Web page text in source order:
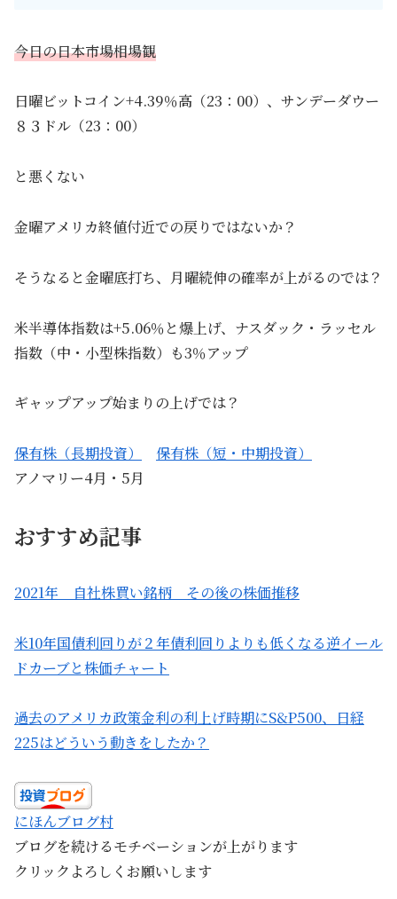
今日の日本市場相場観
日曜ビットコイン+4.39％高（23：00）、サンデーダウー
８３ドル（23：00）
と悪くない
金曜アメリカ終値付近での戻りではないか？
そうなると金曜底打ち、月曜続伸の確率が上がるのでは？
米半導体指数は+5.06％と爆上げ、ナスダック・ラッセル
指数（中・小型株指数）も3％アップ
ギャップアップ始まりの上げでは？
保有株（長期投資）
保有株（短・中期投資）
アノマリー4月・5月
おすすめ記事
2021年 自社株買い銘柄 その後の株価推移
米10年国債利回りが２年債利回りよりも低くなる逆イール
ドカーブと株価チャート
過去のアメリカ政策金利の利上げ時期にS&P500、日経
225はどういう動きをしたか？
にほんブログ村
ブログを続けるモチベーションが上がります
クリックよろしくお願いします